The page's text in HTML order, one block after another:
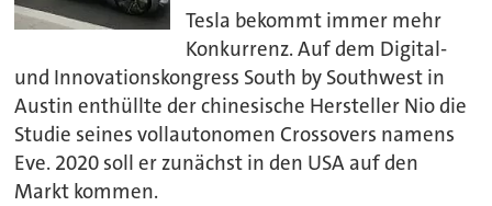
Tesla bekommt immer mehr
Konkurrenz. Auf dem Digital-
und Innovationskongress South by Southwest in
Austin enthüllte der chinesische Hersteller Nio die
Studie seines vollautonomen Crossovers namens
Eve. 2020 soll er zunächst in den USA auf den
Markt kommen.